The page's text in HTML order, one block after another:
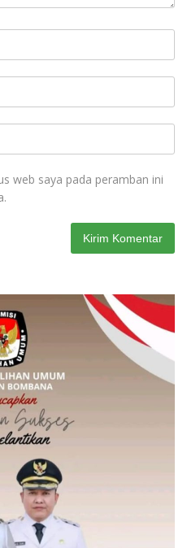
web saya pada peramban ini